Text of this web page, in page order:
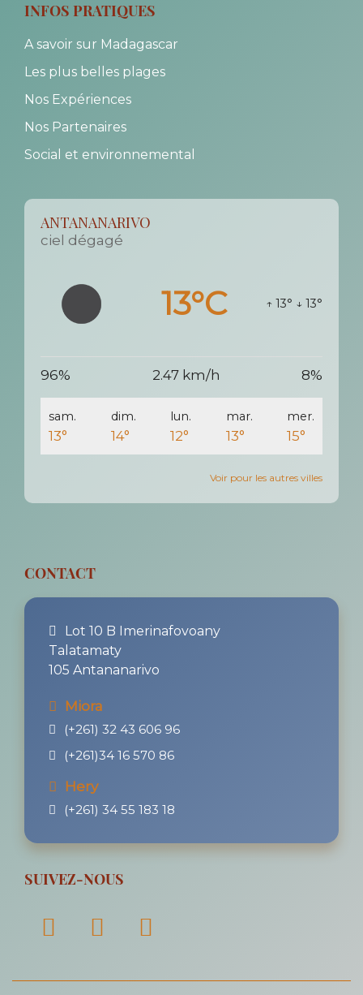
INFOS PRATIQUES
A savoir sur Madagascar
Les plus belles plages
Nos Expériences
Nos Partenaires
Social et environnemental
ANTANANARIVO
ciel dégagé
13°C ↑ 13° ↓ 13°
96% 2.47 km/h 8%
sam.
13°
dim.
14°
lun.
12°
mar.
13°
mer.
15°
Voir pour les autres villes
CONTACT
Lot 10 B Imerinafovoany
Talatamaty
105 Antananarivo
Miora
(+261) 32 43 606 96
(+261)34 16 570 86
Hery
(+261) 34 55 183 18
SUIVEZ-NOUS